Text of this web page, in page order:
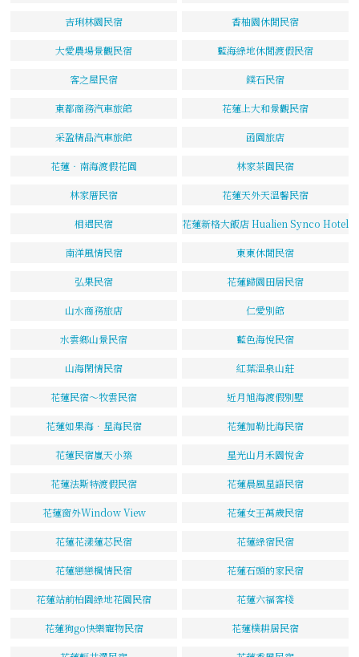
吉琍林園民宿 香柚園休閒民宿
大愛農場景觀民宿 藍海綠地休閒渡假民宿
客之屋民宿 鏷石民宿
東都商務汽車旅館 花蓮上大和景觀民宿
采盈精品汽車旅館 函園旅店
花蓮‧南海渡假花園 林家茶園民宿
林家厝民宿 花蓮天外天溫馨民宿
相遇民宿 花蓮新格大飯店 Hualien Synco Hotel
南洋風情民宿 東東休閒民宿
弘果民宿 花蓮歸園田居民宿
山水商務旅店 仁愛別館
水雲鄉山景民宿 藍色海悅民宿
山海閑情民宿 紅葉溫泉山莊
花蓮民宿～牧雲民宿 近月旭海渡假別墅
花蓮如果海．星海民宿 花蓮加勒比海民宿
花蓮民宿嵐天小築 星光山月禾園悅舍
花蓮法斯特渡假民宿 花蓮晨風星語民宿
花蓮窗外Window View 花蓮女王萬歲民宿
花蓮花漾蓮芯民宿 花蓮綠宿民宿
花蓮戀戀楓情民宿 花蓮石頭的家民宿
花蓮站前柏園綠地花園民宿 花蓮六福客棧
花蓮狗go快樂寵物民宿 花蓮樸耕居民宿